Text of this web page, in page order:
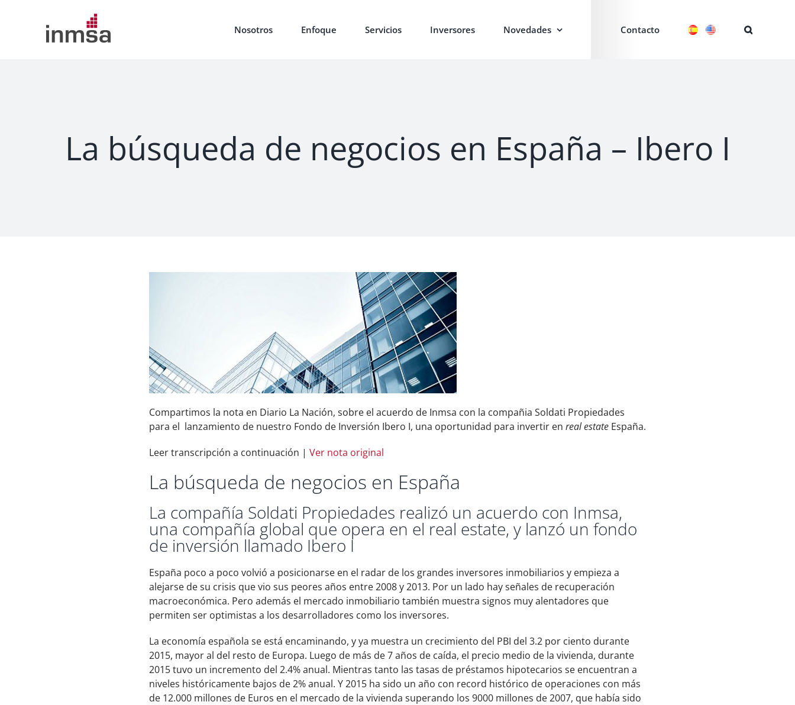
Nosotros Enfoque Servicios Inversores Novedades Contacto
La búsqueda de negocios en España – Ibero I
Compartimos la nota en Diario La Nación, sobre el acuerdo de Inmsa con la compañia Soldati Propiedades
para el lanzamiento de nuestro Fondo de Inversión Ibero I, una oportunidad para invertir en real estate España.
Leer transcripción a continuación | Ver nota original
La búsqueda de negocios en España
La compañía Soldati Propiedades realizó un acuerdo con Inmsa,
una compañía global que opera en el real estate, y lanzó un fondo
de inversión llamado Ibero I
España poco a poco volvió a posicionarse en el radar de los grandes inversores inmobiliarios y empieza a
alejarse de su crisis que vio sus peores años entre 2008 y 2013. Por un lado hay señales de recuperación
macroeconómica. Pero además el mercado inmobiliario también muestra signos muy alentadores que
permiten ser optimistas a los desarrolladores como los inversores.
La economía española se está encaminando, y ya muestra un crecimiento del PBI del 3.2 por ciento durante
2015, mayor al del resto de Europa. Luego de más de 7 años de caída, el precio medio de la vivienda, durante
2015 tuvo un incremento del 2.4% anual. Mientras tanto las tasas de préstamos hipotecarios se encuentran a
niveles históricamente bajos de 2% anual. Y 2015 ha sido un año con record histórico de operaciones con más
de 12.000 millones de Euros en el mercado de la vivienda superando los 9000 millones de 2007, que había sido